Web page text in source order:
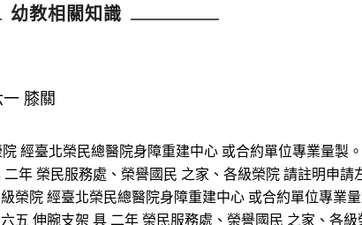
幼教相關知識
膝關
經臺北榮民總醫院身障重建中心 或合約單位專業量製
年 榮民服務處、榮譽國民 之家、各級榮院 請註明申請
榮院 經臺北榮民總醫院身障重建中心 或合約單位專業
伸腕支架 具 二年 榮民服務處、榮譽國民 之家、各